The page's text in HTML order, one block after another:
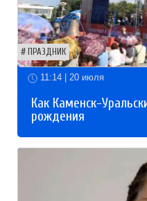
ПРАЗДНИК
11:14 | 20 июля
Как Каменск-
рождения